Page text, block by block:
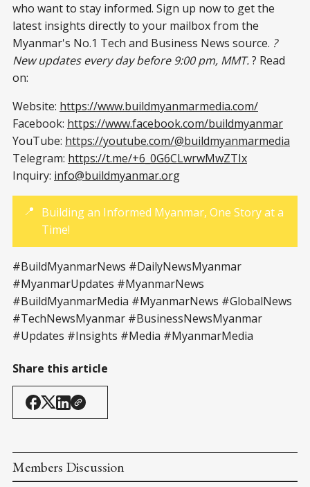
who want to stay informed. Sign up now to get the
latest insights directly to your mailbox from the
Myanmar's No.1 Tech and Business News source. ?
New updates every day before 9:00 pm, MMT.? Read
on:
Website: https://www.buildmyanmarmedia.com/
Facebook: https://www.facebook.com/buildmyanmar
YouTube: https://youtube.com/@buildmyanmarmedia
Telegram: https://t.me/+6_0G6CLwrwMwZTIx
Inquiry: info@buildmyanmar.org
📍 Building an Informed Myanmar, One Story at a
Time!
#BuildMyanmarNews #DailyNewsMyanmar
#MyanmarUpdates #MyanmarNews
#BuildMyanmarMedia #MyanmarNews #GlobalNews
#TechNewsMyanmar #BusinessNewsMyanmar
#Updates #Insights #Media #MyanmarMedia
Share this article
Members Discussion